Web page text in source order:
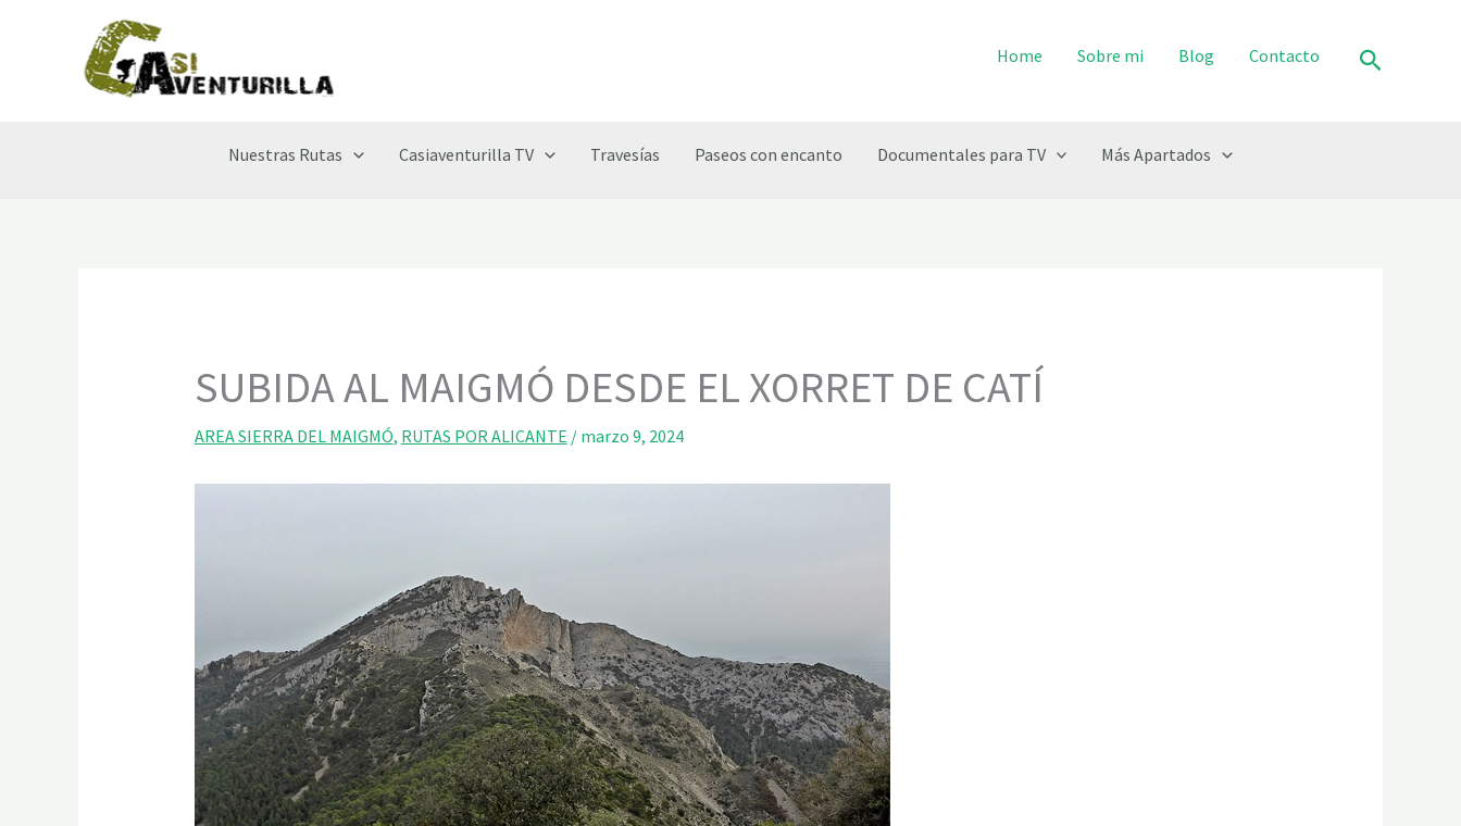
Home Sobre mi Blog Contacto Buscar
Nuestras Rutas Casiaventurilla TV Travesías Paseos con encanto Documentales para TV Más Apartados
SUBIDA AL MAIGMÓ DESDE EL XORRET DE CATÍ
AREA SIERRA DEL MAIGMÓ, RUTAS POR ALICANTE / marzo 9, 2024